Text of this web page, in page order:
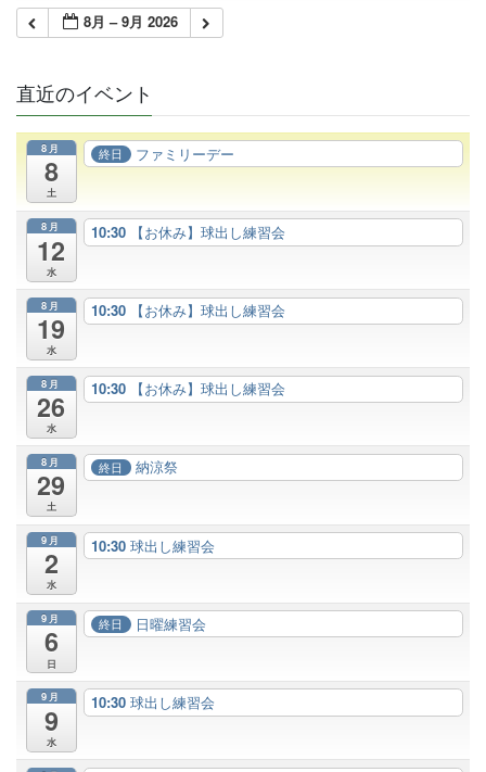
8月 – 9月 2026
直近のイベント
8月
8
土
終日 ファミリーデー
8月
12
水
10:30 【お休み】球出し練習会
8月
19
水
10:30 【お休み】球出し練習会
8月
26
水
10:30 【お休み】球出し練習会
8月
29
土
終日 納涼祭
9月
2
水
10:30 球出し練習会
9月
6
日
終日 日曜練習会
9月
9
水
10:30 球出し練習会